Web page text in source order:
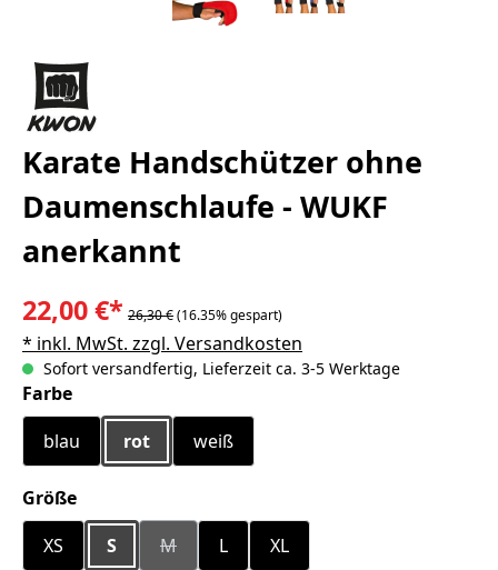
Karate Handschützer ohne
Daumenschlaufe - WUKF
anerkannt
22,00 €* 26,30 €(16.35% gespart)
* inkl. MwSt. zzgl. Versandkosten
Sofort versandfertig, Lieferzeit ca. 3-5 Werktage
Farbeauswählen
blau
rot weiß
Größeauswählen
XS
S M(Diese Option ist zurzeit nicht verfügbar.)
L XL